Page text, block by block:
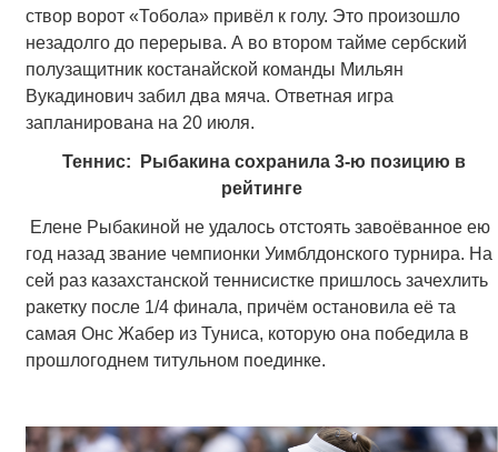
створ ворот «Тобола» привёл к голу. Это произошло
незадолго до перерыва. А во втором тайме сербский
полузащитник костанайской команды Мильян
Вукадинович забил два мяча. Ответная игра
запланирована на 20 июля.
Теннис: Рыбакина сохранила 3-ю позицию в
рейтинге
Елене Рыбакиной не удалось отстоять завоёванное ею
год назад звание чемпионки Уимблдонского турнира. На
сей раз казахстанской теннисистке пришлось зачехлить
ракетку после 1/4 финала, причём остановила её та
самая Онс Жабер из Туниса, которую она победила в
прошлогоднем титульном поединке.